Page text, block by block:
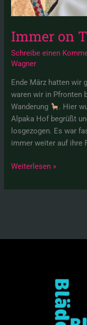
Immer on
Schreibe einen
Wagner
Ende März hatten wir
waren wir in Pfronten
Wanderung
. Hier
Alpaka Hof begrüßt
losgezogen. Es war
immer weiter auf ihre
Weiterlesen »